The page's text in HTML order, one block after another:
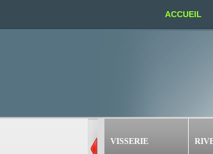
ACCUEIL
VISSERIE